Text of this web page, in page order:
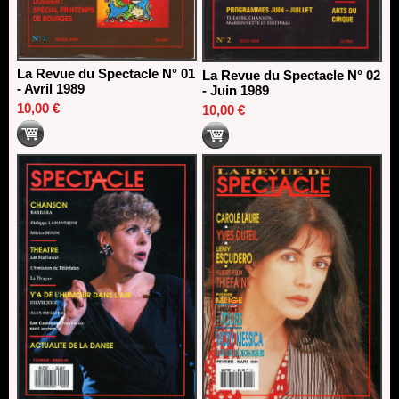
La Revue du Spectacle N° 01
- Avril 1989
10,00 €
La Revue du Spectacle N° 02
- Juin 1989
10,00 €